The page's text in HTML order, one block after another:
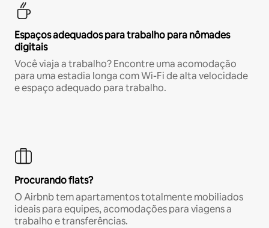
Espaços adequados para trabalho para nômades
digitais
Você viaja a trabalho? Encontre uma acomodação
para uma estadia longa com Wi-Fi de alta velocidade
e espaço adequado para trabalho.
Procurando flats?
O Airbnb tem apartamentos totalmente mobiliados
ideais para equipes, acomodações para viagens a
trabalho e transferências.